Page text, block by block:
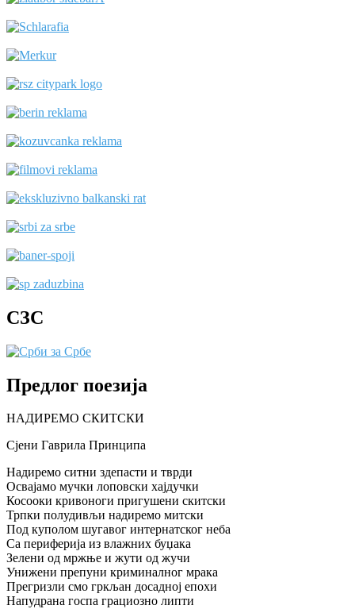
СЗС
Предлог поезија
НАДИРЕМО СКИТСКИ
Сјени Гаврила Принципа
Надиремо ситни здепасти и тврди
Освајамо мучки лоповски хајдучки
Косооки кривоноги пригушени скитски
Трпки полудивљи надиремо митски
Под куполом шугавог интернатског неба
Са периферија из влажних буџака
Зелени од мржње и жути од жучи
Унижени препуни криминалног мрака
Прегризли смо гркљан досадној епохи
Напудрана госпа грациозно липти